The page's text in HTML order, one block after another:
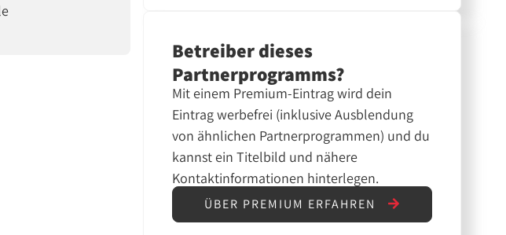
Betreiber dieses
Partnerprogramms?
Mit einem Premium-Eintrag wird dein
Eintrag werbefrei (inklusive Ausblendung
von ähnlichen Partnerprogrammen) und du
kannst ein Titelbild und nähere
Kontaktinformationen hinterlegen.
ÜBER PREMIUM ERFAHREN